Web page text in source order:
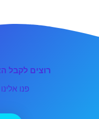
רוצים לקבל
פנו